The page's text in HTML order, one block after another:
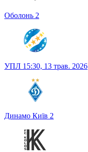
Оболонь 2
УПЛ 15:30, 13 трав. 2026
Динамо Київ 2